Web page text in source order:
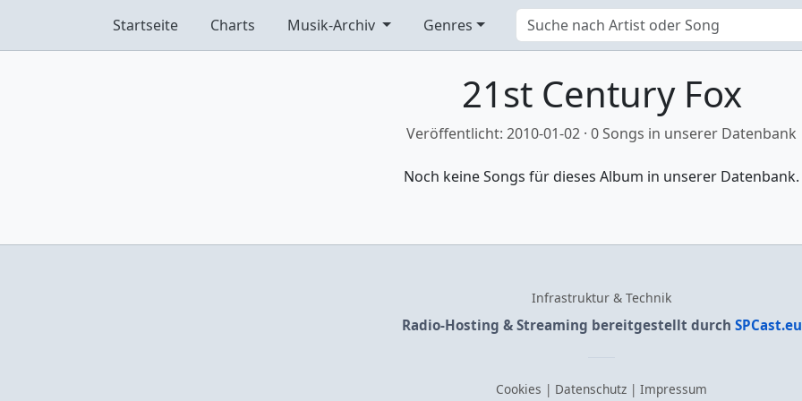
Startseite Charts Musik-Archiv Genres
21st Century Fox
Veröffentlicht: 2010-01-02 · 0 Songs in unserer Datenbank
Noch keine Songs für dieses Album in unserer Datenbank.
Infrastruktur & Technik
Radio-Hosting & Streaming bereitgestellt durch SPCast.eu
Cookies | Datenschutz | Impressum